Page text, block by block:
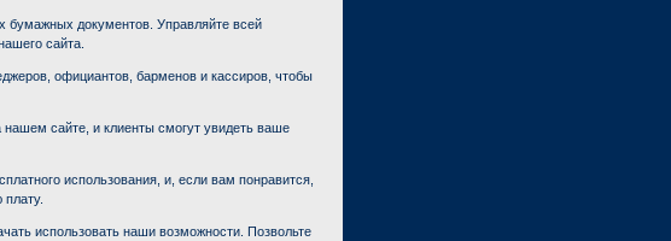
бумажных документов. Управляйте всей
сайта.
официантов, барменов и кассиров, чтобы
сайте, и клиенты смогут увидеть ваше
использования, и, если вам понравится,
использовать наши возможности. Позвольте